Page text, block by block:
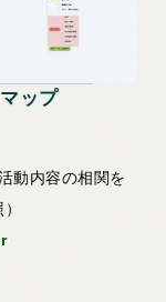
ップ
動内容の相関を